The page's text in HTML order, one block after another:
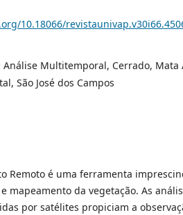
10.18066/
Análise Multitemporal, Cerrado, Mata
São José dos Campos
Remoto é uma ferramenta
mapeamento da vegetação. As
por satélites propiciam a